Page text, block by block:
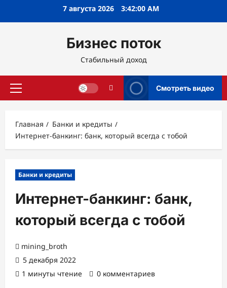
7 августа 2026 3:42:01 AM
Бизнес поток
Стабильный доход
Основное
Смотреть видео
Главная
Банки и кредиты
Интернет-банкинг: банк, который всегда с тобой
Банки и кредиты
Интернет-банкинг: банк,
который всегда с тобой
mining_broth
5 декабря 2022
1 минуты чтение
0 комментариев